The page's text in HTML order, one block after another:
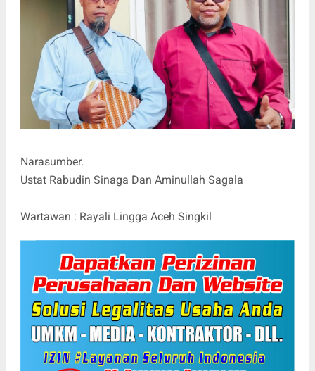
Narasumber.
Ustat Rabudin Sinaga Dan Aminullah Sagala
Wartawan : Rayali Lingga Aceh Singkil